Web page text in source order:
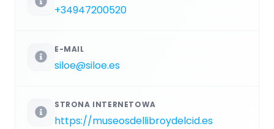
+34947200520
E-MAIL
siloe@siloe.es
STRONA INTERNETOWA
https://museosdellibroydelcid.es